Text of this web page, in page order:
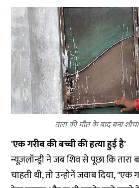
तारा की मौत के बाद बना
'एक गरीब की बच्ची की हत्या हुई है'
न्यूज़लॉन्ड्री ने जब शिव से पूछा कि तारा
चाहती थी, तो उन्होनें जवाब दिया,